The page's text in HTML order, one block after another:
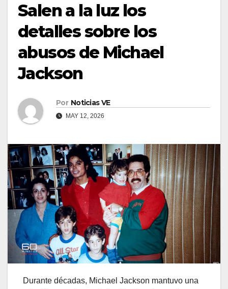
Salen a la luz los
detalles sobre los
abusos de Michael
Jackson
Por Noticias VE
MAY 12, 2026
Durante décadas, Michael Jackson mantuvo una